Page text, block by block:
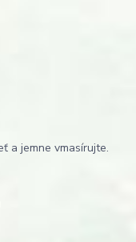
a jemne vmasírujte.